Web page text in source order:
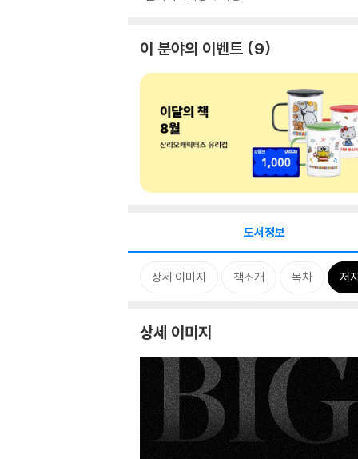
이 분야의 이벤트 9
도서정보
상세 이미지 책소개 목차 저
상세 이미지